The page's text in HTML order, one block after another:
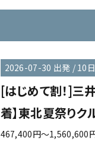
2026-07-30 出発 / 10
[はじめて割！]三
着】東北夏祭り
467,400円～1,560,600